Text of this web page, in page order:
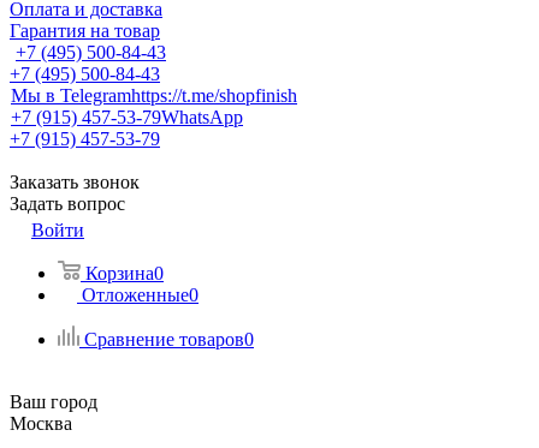
Оплата и доставка
Гарантия на товар
+7 (495) 500-84-43
+7 (495) 500-84-43
Мы в Telegramhttps://t.me/shopfinish
+7 (915) 457-53-79WhatsApp
+7 (915) 457-53-79
Заказать звонок
Задать вопрос
Войти
Корзина0
Отложенные0
Сравнение товаров0
Ваш город
Москва